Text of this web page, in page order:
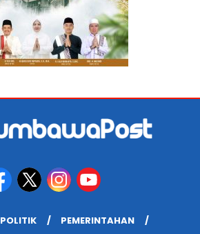
POLITIK PEMERINTAHAN